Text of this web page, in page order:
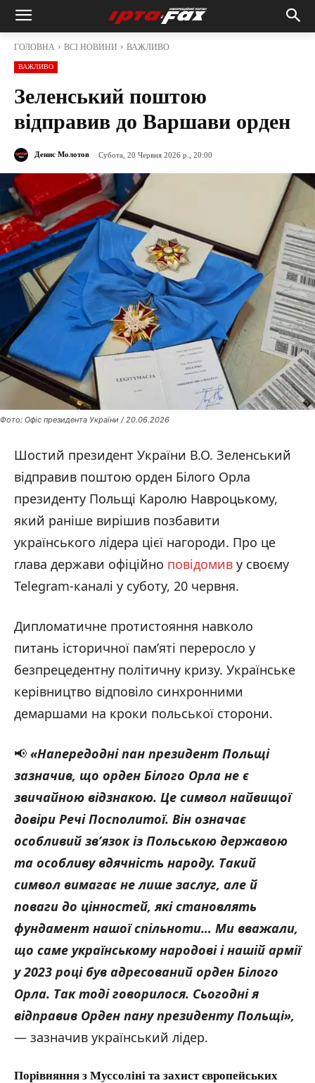
ГОЛОВНА ВСІ НОВИНИ ВАЖЛИВО
ВАЖЛИВО
Зеленський поштою
відправив до Варшави орден
Денис Молотов Субота, 20 Червня 2026 р., 20:00
Фото: Офіс президента України / 20.06.2026
Шостий президент України В.О. Зеленський
відправив поштою орден Білого Орла
президенту Польщі Каролю Навроцькому,
який раніше вирішив позбавити
українського лідера цієї нагороди. Про це
глава держави офіційно повідомив у своєму
Telegram-каналі у суботу, 20 червня.
Дипломатичне протистояння навколо
питань історичної пам’яті переросло у
безпрецедентну політичну кризу. Українське
керівництво відповіло синхронними
демаршами на кроки польської сторони.
📢 «Напередодні пан президент Польщі
зазначив, що орден Білого Орла не є
звичайною відзнакою. Це символ найвищої
довіри Речі Посполитої. Він означає
особливий зв’язок із Польською державою
та особливу вдячність народу. Такий
символ вимагає не лише заслуг, але й
поваги до цінностей, які становлять
фундамент нашої спільноти… Ми вважали,
що саме українському народові і нашій армії
у 2023 році був адресований орден Білого
Орла. Так тоді говорилося. Сьогодні я
відправив Орден пану президенту Польщі»,
— зазначив український лідер.
Порівняння з Муссоліні та захист європейських